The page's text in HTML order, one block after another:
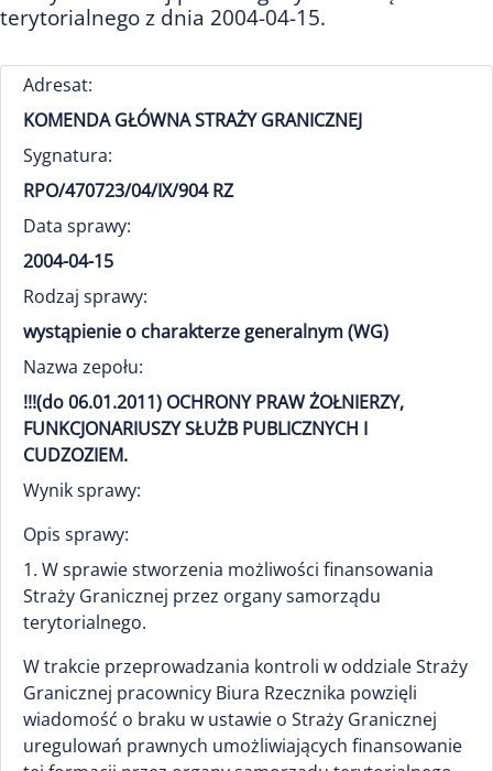
terytorialnego z dnia 2004-04-15.
Adresat:
KOMENDA GŁÓWNA STRAŻY GRANICZNEJ
Sygnatura:
RPO/470723/04/IX/904 RZ
Data sprawy:
2004-04-15
Rodzaj sprawy:
wystąpienie o charakterze generalnym (WG)
Nazwa zepołu:
!!!(do 06.01.2011) OCHRONY PRAW ŻOŁNIERZY,
FUNKCJONARIUSZY SŁUŻB PUBLICZNYCH I
CUDZOZIEM.
Wynik sprawy:
Opis sprawy:
1. W sprawie stworzenia możliwości finansowania
Straży Granicznej przez organy samorządu
terytorialnego.
W trakcie przeprowadzania kontroli w oddziale Straży
Granicznej pracownicy Biura Rzecznika powzięli
wiadomość o braku w ustawie o Straży Granicznej
uregulowań prawnych umożliwiających finansowanie